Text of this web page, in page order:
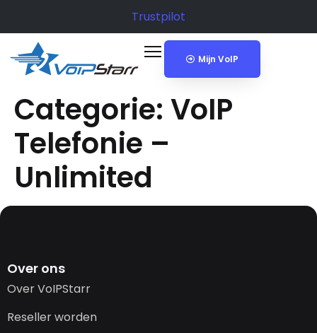
Trustpilot
Mijn VoIP
Categorie: VoIP
Telefonie –
Unlimited
Over ons
Over VoIPStarr
Reseller worden